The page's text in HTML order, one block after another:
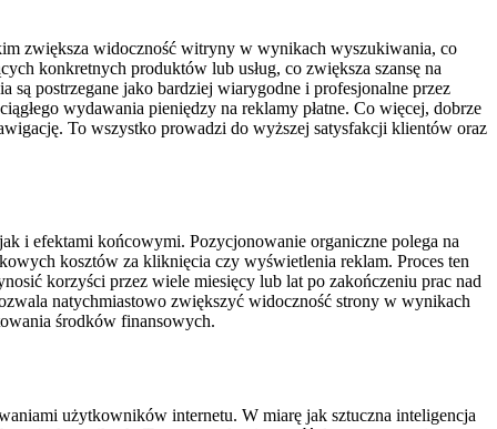
zwiększa widoczność witryny w wynikach wyszukiwania, co
konkretnych produktów lub usług, co zwiększa szansę na
postrzegane jako bardziej wiarygodne i profesjonalne przez
wydawania pieniędzy na reklamy płatne. Co więcej, dobrze
To wszystko prowadzi do wyższej satysfakcji klientów oraz
i efektami końcowymi. Pozycjonowanie organiczne polega na
kosztów za kliknięcia czy wyświetlenia reklam. Proces ten
korzyści przez wiele miesięcy lub lat po zakończeniu prac nad
natychmiastowo zwiększyć widoczność strony w wynikach
środków finansowych.
użytkowników internetu. W miarę jak sztuczna inteligencja